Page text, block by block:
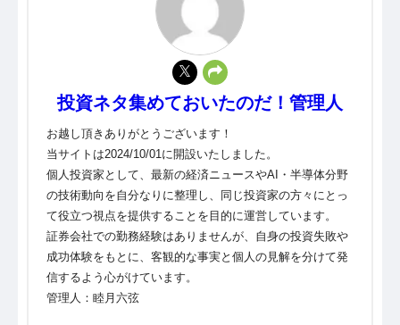
投資ネタ集めておいたのだ！管理人
お越し頂きありがとうございます！
当サイトは2024/10/01に開設いたしました。
個人投資家として、最新の経済ニュースやAI・半導体分野
の技術動向を自分なりに整理し、同じ投資家の方々にとっ
て役立つ視点を提供することを目的に運営しています。
証券会社での勤務経験はありませんが、自身の投資失敗や
成功体験をもとに、客観的な事実と個人の見解を分けて発
信するよう心がけています。
管理人：睦月六弦